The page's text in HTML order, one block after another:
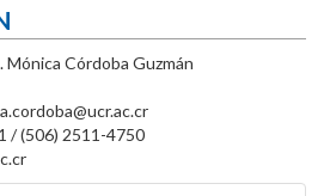
Mónica Córdoba Guzmán
/ (506) 2511-4750